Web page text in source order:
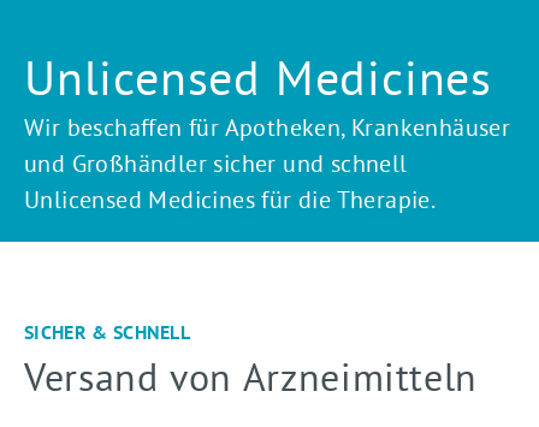
Pharmazeutische Großhändler
Pharmazeutische Industrie
Informationen für Patienten
Shop
Unlicensed Medicines
Wir beschaffen für Apotheken, Krankenhäuser
und Großhändler sicher und schnell
Unlicensed Medicines für die Therapie.
SICHER & SCHNELL
Versand von Arzneimitteln